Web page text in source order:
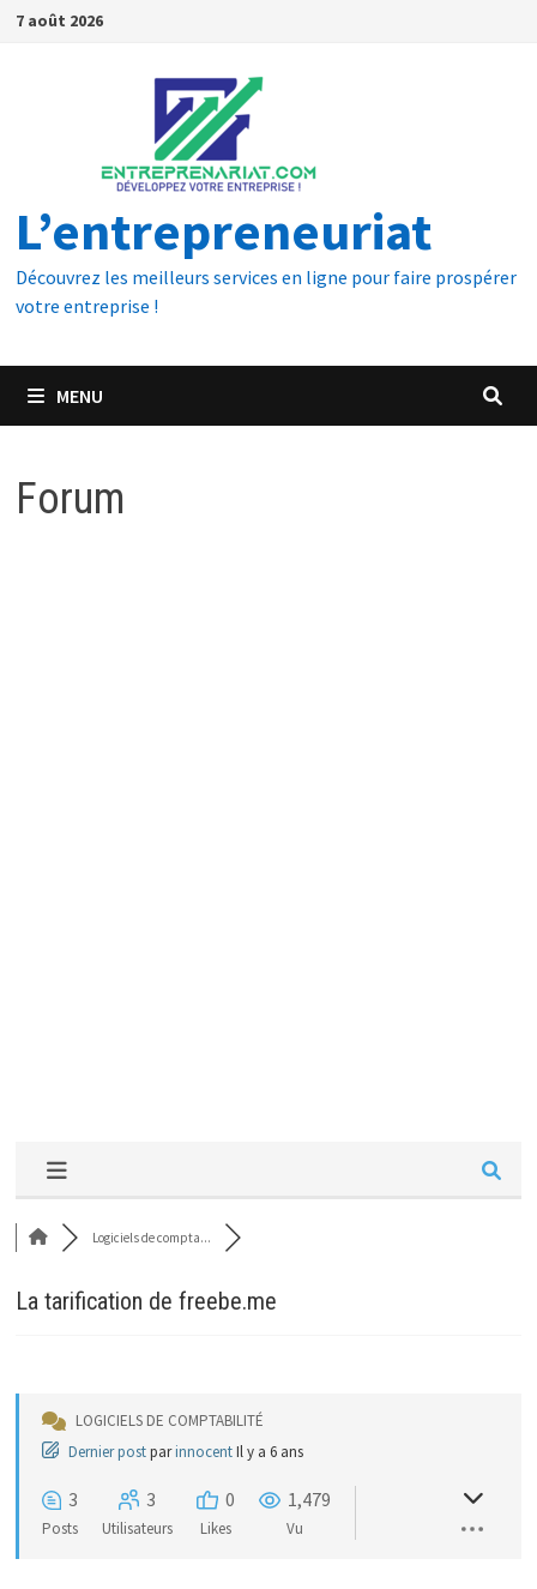
7 août 2026
L’entrepreneuriat
Découvrez les meilleurs services en ligne pour faire prospérer
votre entreprise !
MENU
Forum
Logiciels de compta...
La tarification de freebe.me
LOGICIELS DE COMPTABILITÉ
Dernier postparinnocentIl y a 6 ans
3
Posts
3
Utilisateurs
0
Likes
1,479
Vu